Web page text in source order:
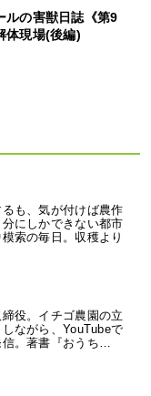
ルの害獣日誌《第9
体現場(後編)
も、気が付けば農作
にしかできない都市
索の毎日。収穫より
役。イチゴ農園の立
ながら、YouTubeで
信。著書『おうち…